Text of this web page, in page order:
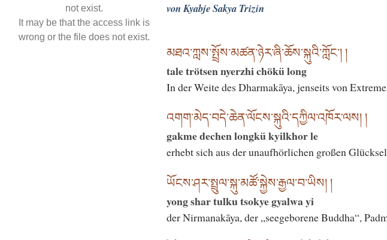
not exist.
It may be that the access link is
wrong or the file does not exist.
von Kyabje Sakya Trizin
མཐའ་ཀླས་སྤྲོས་མཚན་ཉེར་ཞི་ཆོས་སྐུའི་ཀློང༌། །
tale trötsen nyerzhi chökü long
In der Weite des Dharmakāya, jenseits von
འགག་མེད་བདེ་ཆེན་ལོངས་སྐུའི་དཀྱིལ་འཁོར་ལས། །
gakme dechen longkü kyilkhor le
erhebt sich aus der unaufhörlichen großen
ཡོངས་ཤར་སྤྲུལ་སྐུ་མཚོ་སྐྱེས་རྒྱལ་བ་ཡིས། །
yong shar tulku tsokye gyalwa yi
der Nirmanakāya, der „seegeborene Buddha“,